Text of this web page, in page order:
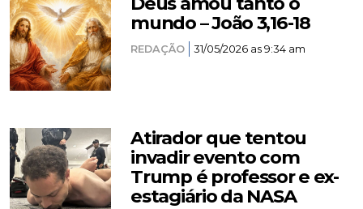
mundo – João 3,16-18
REDAÇÃO 31/05/2026 as 9:34 am
Atirador que tentou
invadir evento com
Trump é professor e ex-
estagiário da NASA